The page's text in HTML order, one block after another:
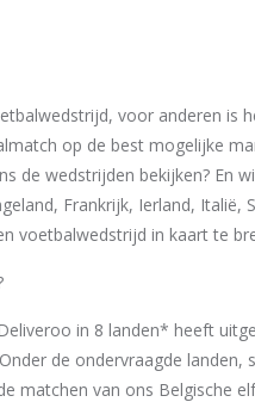
voor anderen is
op de best mogelijke
de wedstrijden bekijken? En
Frankrijk, Ierland, Italië,
voetbalwedstrijd in kaart te
in 8 landen* heeft
de ondervraagde landen,
matchen van ons Belgische